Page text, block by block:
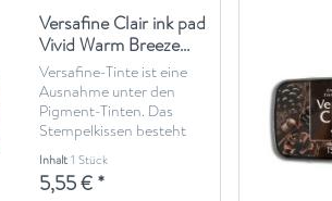
Versafine Clair ink pad
Vivid Warm Breeze...
Versafine-Tinte ist eine
Ausnahme unter den
Pigment-Tinten. Das
Stempelkissen besteht
aus stabilem Filz, welches
mit einer Stoffschicht
überzogen wurde, anstelle
Inhalt1 Stück
5,55 € *